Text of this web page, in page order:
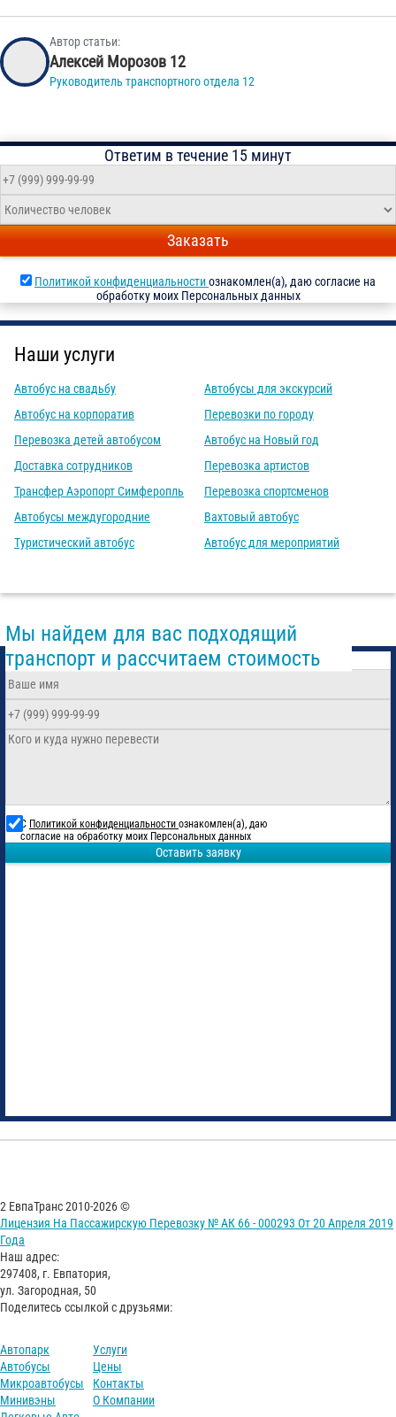
Автор статьи:
Алексей Морозов 12
Руководитель транспортного отдела 12
Ответим в течение 15 минут
Заказать
Политикой конфиденциальностиознакомлен(а), даю согласие на
обработку моих Персональных данных
Наши услуги
Автобус на свадьбу
Автобус на корпоратив
Перевозка детей автобусом
Доставка сотрудников
Трансфер Аэропорт Симферопль
Автобусы междугородние
Туристический автобус
Автобусы для экскурсий
Перевозки по городу
Автобус на Новый год
Перевозка артистов
Перевозка спортсменов
Вахтовый автобус
Автобус для мероприятий
Мы найдем для вас подходящий
транспорт и рассчитаем стоимость
С Политикой конфиденциальности ознакомлен(а), даю
согласие на обработку моих Персональных данных
Оставить заявку
2 ЕвпаТранс 2010-2026 ©
Лицензия На Пассажирскую Перевозку № АК 66 - 000293 От 20 Апреля 2019
Года
Наш адрес:
297408, г. Евпатория,
ул. Загородная, 50
Поделитесь ссылкой с друзьями:
Автопарк
Автобусы
Микроавтобусы
Минивэны
Услуги
Цены
Контакты
О Компании